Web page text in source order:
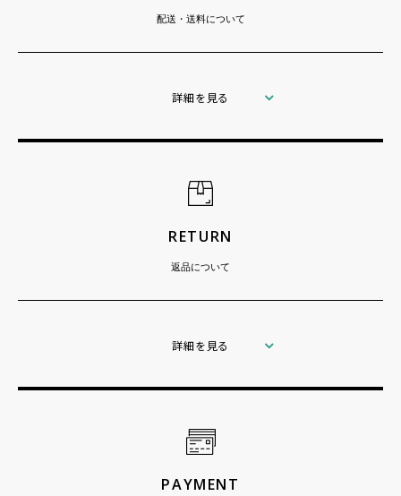
配送・送料について
詳細を見る
RETURN
返品について
詳細を見る
PAYMENT